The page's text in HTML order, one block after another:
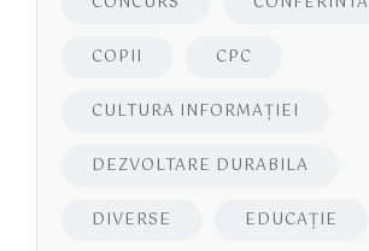
COPII CPC
CULTURA INFORMAŢIEI
DEZVOLTARE DURABILA
DIVERSE EDUCAŢIE